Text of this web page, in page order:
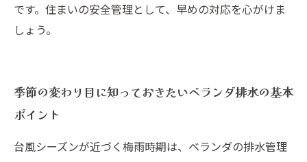
です。住まいの安全管理として、早めの対応を心がけま
しょう。
季節の変わり目に知っておきたいベランダ排水の基本
ポイント
台風シーズンが近づく梅雨時期は、ベランダの排水管理